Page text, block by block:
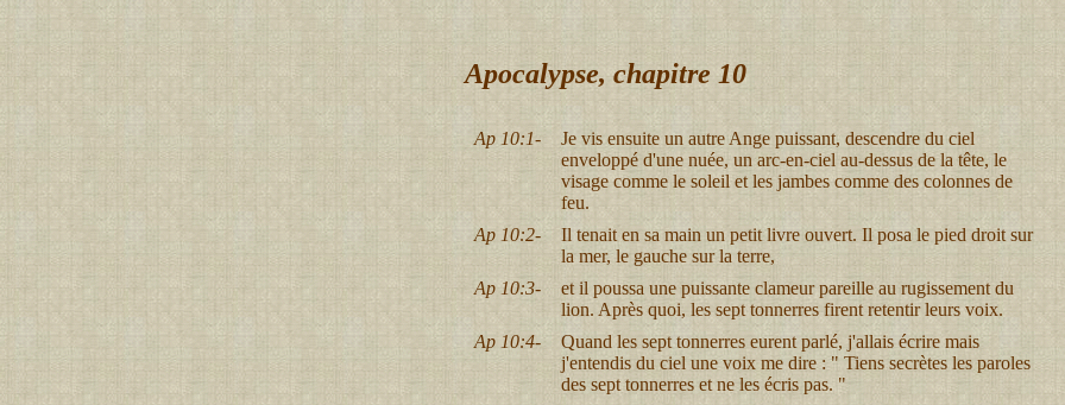
Apocalypse, chapitre 10
Ap 10:1-
Je vis ensuite un autre Ange puissant, descendre du ciel
enveloppé d'une nuée, un arc-en-ciel au-dessus de la tête, le
visage comme le soleil et les jambes comme des colonnes de
feu.
Ap 10:2-
Il tenait en sa main un petit livre ouvert. Il posa le pied droit sur
la mer, le gauche sur la terre,
Ap 10:3-
et il poussa une puissante clameur pareille au rugissement du
lion. Après quoi, les sept tonnerres firent retentir leurs voix.
Ap 10:4-
Quand les sept tonnerres eurent parlé, j'allais écrire mais
j'entendis du ciel une voix me dire : " Tiens secrètes les paroles
des sept tonnerres et ne les écris pas. "